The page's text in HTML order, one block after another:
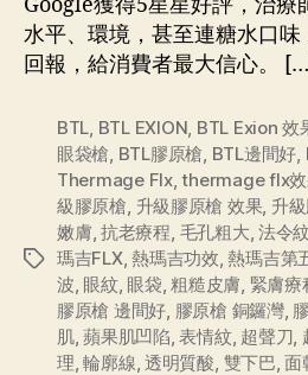
水平、環境，甚至連糖水口
回報，給消費者最大信心。
BTL, BTL EXION, BTL Exion 效
眼袋槍, BTL膠原槍, BTL邊間好,
Thermage Flx,thermage flx
級膠原槍, 升級膠原槍 效果, 升
嫩膚, 抗老療程, 毛孔粗大, 法令
瑪吉FLX,熱瑪吉功效,熱瑪吉第
波, 眼紋, 眼袋,粗糙皮膚, 緊膚療
膠原槍 邊間好, 膠原槍 銅鑼灣,
肌,蘋果肌凹陷,表情紋, 超聲刀,
理,輪廓線, 透明質酸, 雙下巴,面